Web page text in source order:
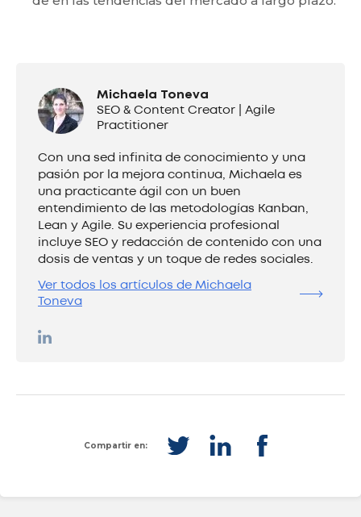
Michaela Toneva
SEO & Content Creator | Agile
Practitioner
Con una sed infinita de conocimiento y una
pasión por la mejora continua, Michaela es
una practicante ágil con un buen
entendimiento de las metodologías Kanban,
Lean y Agile. Su experiencia profesional
incluye SEO y redacción de contenido con una
dosis de ventas y un toque de redes sociales.
Ver todos los artículos de Michaela
Toneva
Compartir en: